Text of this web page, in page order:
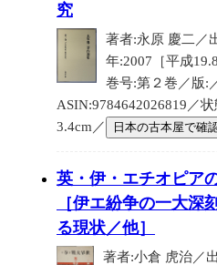
究
著者:永原 慶二／
年:2007［平成
巻号:第２巻／版:
ASIN:9784642026819／
3.4cm／
日本の古本屋で確
英・伊・エチオピア
［伊エ紛争の一大深
る現状／他］
著者:小倉 虎治／